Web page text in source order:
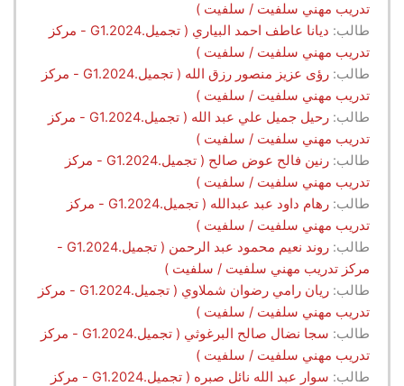
تدريب مهني سلفيت / سلفيت )
طالب:
ديانا عاطف احمد البياري ( تجميل.G1.2024 - مركز
تدريب مهني سلفيت / سلفيت )
طالب:
رؤى عزيز منصور رزق الله ( تجميل.G1.2024 - مركز
تدريب مهني سلفيت / سلفيت )
طالب:
رحيل جميل علي عبد الله ( تجميل.G1.2024 - مركز
تدريب مهني سلفيت / سلفيت )
طالب:
رنين فالح عوض صالح ( تجميل.G1.2024 - مركز
تدريب مهني سلفيت / سلفيت )
طالب:
رهام داود عبد عبدالله ( تجميل.G1.2024 - مركز
تدريب مهني سلفيت / سلفيت )
طالب:
روند نعيم محمود عبد الرحمن ( تجميل.G1.2024 -
مركز تدريب مهني سلفيت / سلفيت )
طالب:
ريان رامي رضوان شملاوي ( تجميل.G1.2024 - مركز
تدريب مهني سلفيت / سلفيت )
طالب:
سجا نضال صالح البرغوثي ( تجميل.G1.2024 - مركز
تدريب مهني سلفيت / سلفيت )
طالب:
سوار عبد الله نائل صبره ( تجميل.G1.2024 - مركز